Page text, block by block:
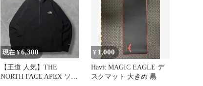
現在 ¥6,300
【王道 人気】THE
NORTH FACE APEX ソフ
¥ 1,000
Havit MAGIC EAGLE デ
スクマット 大きめ 黒